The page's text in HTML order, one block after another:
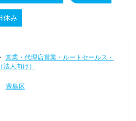
休み
営業・代理店営業・ルートセールス・
人向け）
豊島区